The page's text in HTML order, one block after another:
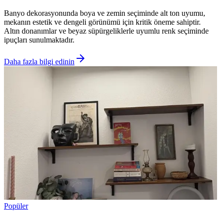
Banyo dekorasyonunda boya ve zemin seçiminde alt ton uyumu,
mekanın estetik ve dengeli görünümü için kritik öneme sahiptir.
Altın donanımlar ve beyaz süpürgeliklerle uyumlu renk seçiminde
ipuçları sunulmaktadır.
Daha fazla bilgi edinin
Popüler